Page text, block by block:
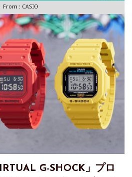
From : CASIO
G-SHOCK」プロ